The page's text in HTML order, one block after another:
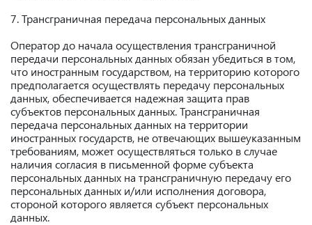
7. Трансграничная передача персональных данных
Оператор до начала осуществления трансграничной
передачи персональных данных обязан убедиться в том,
что иностранным государством, на территорию которого
предполагается осуществлять передачу персональных
данных, обеспечивается надежная защита прав
субъектов персональных данных. Трансграничная
передача персональных данных на территории
иностранных государств, не отвечающих вышеуказанным
требованиям, может осуществляться только в случае
наличия согласия в письменной форме субъекта
персональных данных на трансграничную передачу его
персональных данных и/или исполнения договора,
стороной которого является субъект персональных
данных.